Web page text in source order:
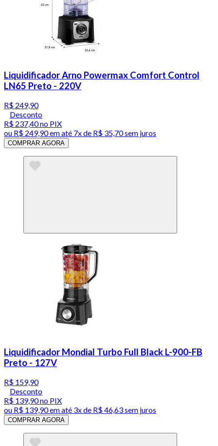
Liquidificador Arno Powermax Comfort Control
LN65 Preto - 220V
R$ 249,90
Desconto
R$ 237,40no PIX
ou R$ 249,90em até 7x de R$ 35,70 sem juros
COMPRAR AGORA
Liquidificador Mondial Turbo Full Black L-900-FB
Preto - 127V
R$ 159,90
Desconto
R$ 139,90no PIX
ou R$ 139,90em até 3x de R$ 46,63 sem juros
COMPRAR AGORA